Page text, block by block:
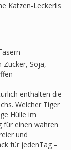
Katzen-Leckerlis
Zucker, Soja,
enthalten die
Welcher Tiger
Hülle im
für einen wahren
und
für jedenTag –